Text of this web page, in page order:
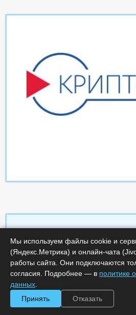
Характеристики
Срок поставки, дней :14
Код :
0000-358865
Обработка заказа :
Мы используем файлы cookie и
(Яндекс.Метрика) и онлайн-чата
работы сайта. Они подключаются
согласия. Подробнее — в политике
данных
Принять
Отказать